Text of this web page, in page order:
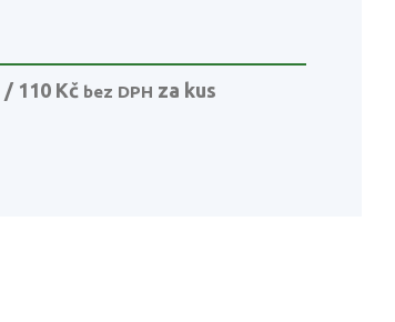
/ 110 Kč bez DPH za kus